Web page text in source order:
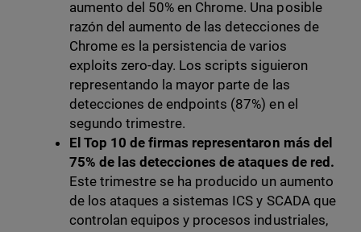
aumento del 50% en Chrome. Una posible
razón del aumento de las detecciones de
Chrome es la persistencia de varios
exploits zero-day. Los scripts siguieron
representando la mayor parte de las
detecciones de endpoints (87%) en el
segundo trimestre.
El Top 10 de firmas representaron más del
75% de las detecciones de ataques de red.
Este trimestre se ha producido un aumento
de los ataques a sistemas ICS y SCADA que
controlan equipos y procesos industriales,